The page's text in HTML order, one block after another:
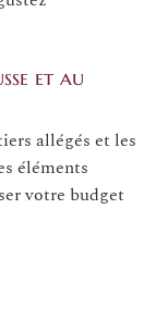
et au
allégés et les
éléments
votre budget